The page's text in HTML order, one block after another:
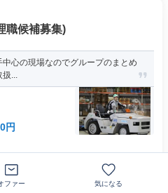
職候補募集)
心の現場なのでグループのまとめ
扱...
円
気になる
ファー 気になる